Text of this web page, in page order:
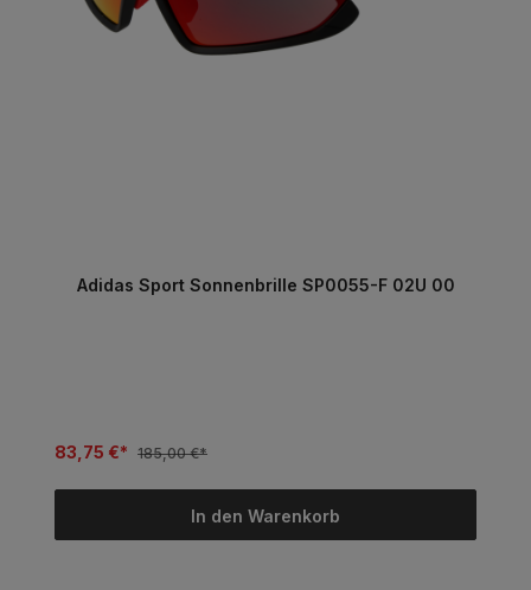
Adidas Sport Sonnenbrille SP0055-F 02U 00
83,75 €* 185,00 €*
In den Warenkorb